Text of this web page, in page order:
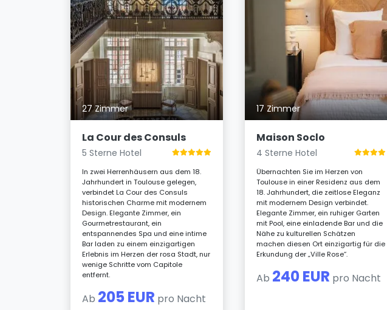
27 Zimmer
La Cour des Consuls
5 Sterne Hotel
In zwei Herrenhäusern aus dem 18.
Jahrhundert in Toulouse gelegen,
verbindet La Cour des Consuls
historischen Charme mit modernem
Design. Elegante Zimmer, ein
Gourmetrestaurant, ein
entspannendes Spa und eine intime
Bar laden zu einem einzigartigen
Erlebnis im Herzen der rosa Stadt, nur
wenige Schritte vom Capitole
entfernt.
Ab 205 EUR pro Nacht
17 Zimmer
Maison Soclo
4 Sterne Hotel
Übernachten Sie im Herzen von
Toulouse in einer Residenz aus dem
18. Jahrhundert, die zeitlose Eleganz
mit modernem Design verbindet.
Elegante Zimmer, ein ruhiger Garten
mit Pool, eine einladende Bar und die
Nähe zu kulturellen Schätzen
machen diesen Ort einzigartig für die
Erkundung der „Ville Rose“.
Ab 240 EUR pro Nacht